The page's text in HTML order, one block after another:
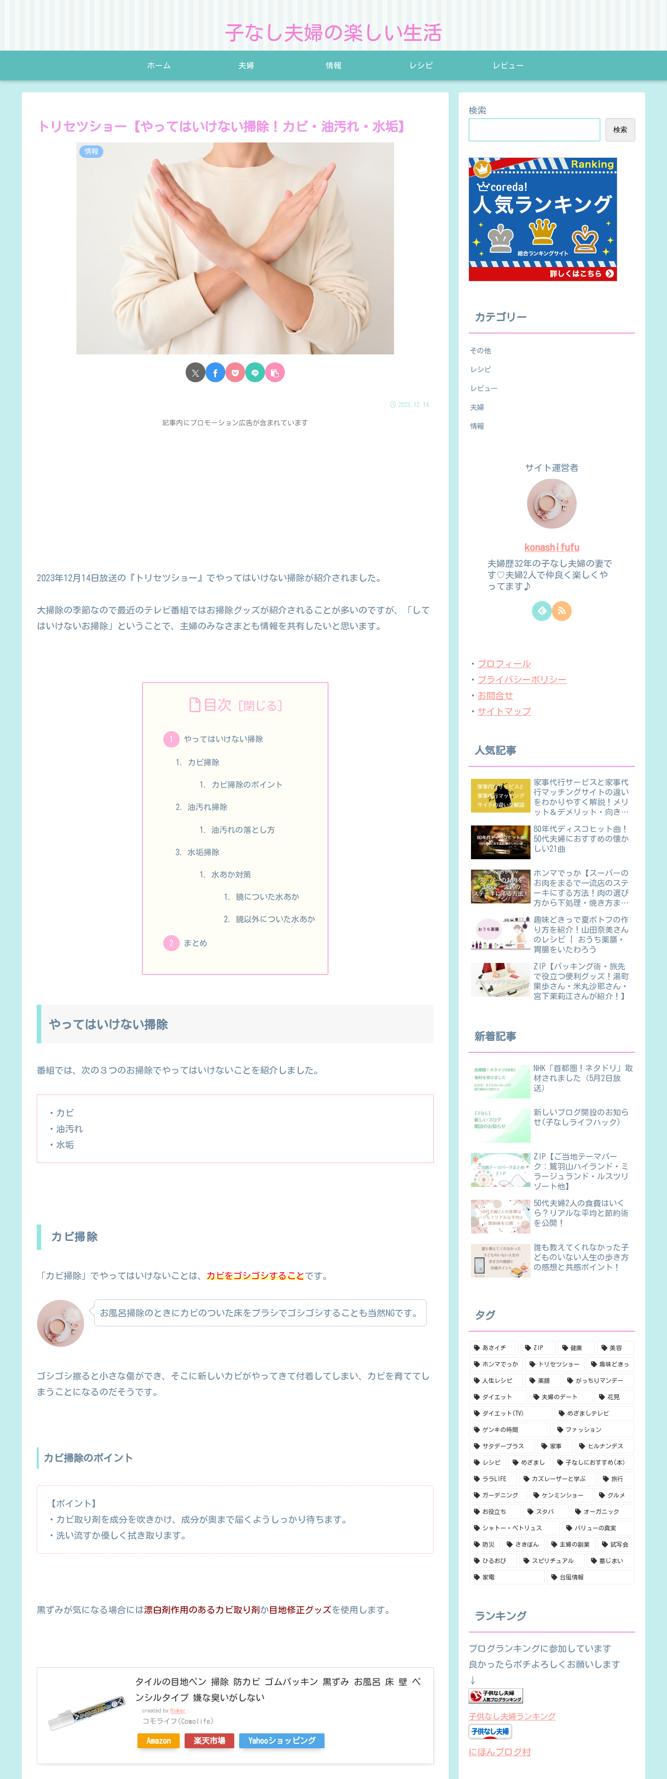
子なし夫婦の楽しい生活
ホーム 夫婦 情報 レシピ レビュー
トリセツショー【やってはいけない掃除！カビ・油汚れ・水垢】
情報
2023.12.14
記事内にプロモーション広告が含まれています
2023年12月14日放送の『トリセツショー』でやってはいけない掃除が紹介されました。
大掃除の季節なので最近のテレビ番組ではお掃除グッズが紹介されることが多いのですが、「して
はいけないお掃除」ということで、主婦のみなさまとも情報を共有したいと思います。
目次
やってはいけない掃除
カビ掃除
カビ掃除のポイント
油汚れ掃除
油汚れの落とし方
水垢掃除
水あか対策
鏡についた水あか
鏡以外についた水あか
まとめ
やってはいけない掃除
番組では、次の３つのお掃除でやってはいけないことを紹介しました。
・カビ
・油汚れ
・水垢
カビ掃除
「カビ掃除」でやってはいけないことは、 カビをゴシゴシすることです。
お風呂掃除のときにカビのついた床をブラシでゴシゴシすることも当然NGです。
ゴシゴシ擦ると小さな傷ができ、そこに新しいカビがやってきて付着してしまい、カビを育ててし
まうことになるのだそうです。
カビ掃除のポイント
【ポイント】
・カビ取り剤を成分を吹きかけ、成分が奥まで届くようしっかり待ちます。
・洗い流すか優しく拭き取ります。
黒ずみが気になる場合には漂白剤作用のあるカビ取り剤 か目地修正グッズを使用します。
タイルの目地ペン 掃除 防カビ ゴムパッキン 黒ずみ お風呂 床 壁 ペ
ンシルタイプ 嫌な臭いがしない
created by Rinker
コモライフ(Comolife)
Amazon 楽天市場 Yahooショッピング
検索
検索
カテゴリー
その他
レシピ
レビュー
夫婦
情報
サイト運営者
konashifufu
夫婦歴32年の子なし夫婦の妻で
す♡夫婦2人で仲良く楽しくや
ってます♪
・ プロフィール
・ プライバシーポリシー
・ お問合せ
・ サイトマップ
人気記事
家事代行サービスと家事代
行マッチングサイトの違い
をわかりやすく解説！メリ
ット＆デメリット・向き不
80年代ディスコヒット曲！
50代夫婦におすすめの懐か
しい21曲
ホンマでっか【スーパーの
お肉をまるで一流店のステ
ーキにする方法！肉の選び
方から下処理・焼き方ま
趣味どきっで夏ポトフの作
り方を紹介！山田奈美さん
のレシピ | おうち薬膳・
胃腸をいたわろう
ZIP【パッキング術・旅先
で役立つ便利グッズ！湯町
果歩さん・米丸沙耶さん・
宮下茉莉江さんが紹介！】
新着記事
NHK「首都圏！ネタドリ」取
材されました（5月2日放
送）
新しいブログ開設のお知ら
せ(子なしライフハック)
ZIP【ご当地テーマパー
ク：鷲羽山ハイランド・ミ
ラージュランド・ルスツリ
ゾート他】
50代夫婦2人の食費はいく
ら？リアルな平均と節約術
を公開！
誰も教えてくれなかった子
どものいない人生の歩き方
の感想と共感ポイント！
タグ
あさイチ ZIP 健康 美容
ホンマでっか トリセツショー 趣味どきっ
人生レシピ 薬膳 がっちりマンデー
ダイエット 夫婦のデート 花見
ダイエット(TV） めざましテレビ
ゲンキの時間 ファッション
サタデープラス 家事 ヒルナンデス
レシピ めざまし 子なしにおすすめ(本）
ララLIFE カズレーザーと学ぶ 旅行
ガーデニング ケンミンショー グルメ
お役立ち スタバ オーガニック
シャトー・ペトリュス バリューの真実
防災 さきぽん 主婦の副業 試写会
ひるおび スピリチュアル 墓じまい
家電 台風情報
ランキング
ブログランキングに参加しています
良かったらポチよろしくお願いします
↓
子供なし夫婦ランキング
にほんブログ村